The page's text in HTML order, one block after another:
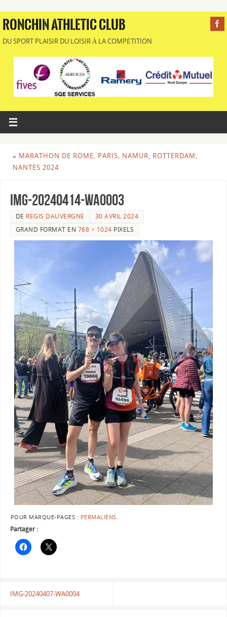
RONCHIN ATHLETIC CLUB
DU SPORT PLAISIR DU LOISIR À LA COMPÉTITION
« MARATHON DE ROME, PARIS, NAMUR, ROTTERDAM,
NANTES 2024
IMG-20240414-WA0003
DE REGIS DAUVERGNE
30 AVRIL 2024
GRAND FORMAT EN 768 × 1024 PIXELS
POUR MARQUE-PAGES : PERMALIENS
Partager :
IMG-20240407-WA0004